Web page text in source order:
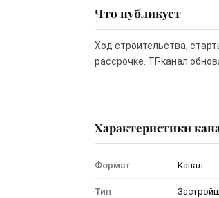
Что публикует
Ход строительства,
рассрочке. ТГ-канал
Характеристики
Формат Канал
Тип